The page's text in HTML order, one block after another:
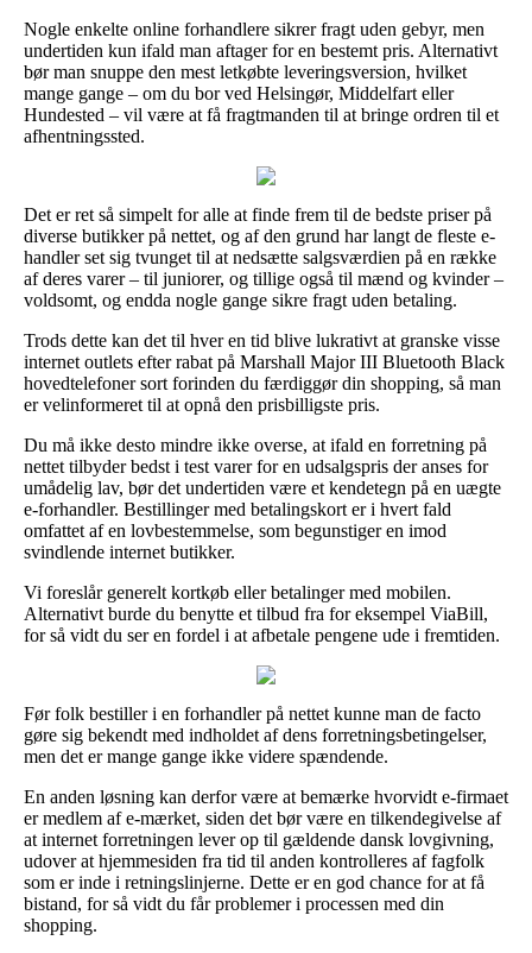
Nogle enkelte online forhandlere sikrer fragt uden gebyr, men
undertiden kun ifald man aftager for en bestemt pris. Alternativt
bør man snuppe den mest letkøbte leveringsversion, hvilket
mange gange – om du bor ved Helsingør, Middelfart eller
Hundested – vil være at få fragtmanden til at bringe ordren til et
afhentningssted.
Det er ret så simpelt for alle at finde frem til de bedste priser på
diverse butikker på nettet, og af den grund har langt de fleste e-
handler set sig tvunget til at nedsætte salgsværdien på en række
af deres varer – til juniorer, og tillige også til mænd og kvinder –
voldsomt, og endda nogle gange sikre fragt uden betaling.
Trods dette kan det til hver en tid blive lukrativt at granske visse
internet outlets efter rabat på Marshall Major III Bluetooth Black
hovedtelefoner sort forinden du færdiggør din shopping, så man
er velinformeret til at opnå den prisbilligste pris.
Du må ikke desto mindre ikke overse, at ifald en forretning på
nettet tilbyder bedst i test varer for en udsalgspris der anses for
umådelig lav, bør det undertiden være et kendetegn på en uægte
e-forhandler. Bestillinger med betalingskort er i hvert fald
omfattet af en lovbestemmelse, som begunstiger en imod
svindlende internet butikker.
Vi foreslår generelt kortkøb eller betalinger med mobilen.
Alternativt burde du benytte et tilbud fra for eksempel ViaBill,
for så vidt du ser en fordel i at afbetale pengene ude i fremtiden.
Før folk bestiller i en forhandler på nettet kunne man de facto
gøre sig bekendt med indholdet af dens forretningsbetingelser,
men det er mange gange ikke videre spændende.
En anden løsning kan derfor være at bemærke hvorvidt e-firmaet
er medlem af e-mærket, siden det bør være en tilkendegivelse af
at internet forretningen lever op til gældende dansk lovgivning,
udover at hjemmesiden fra tid til anden kontrolleres af fagfolk
som er inde i retningslinjerne. Dette er en god chance for at få
bistand, for så vidt du får problemer i processen med din
shopping.